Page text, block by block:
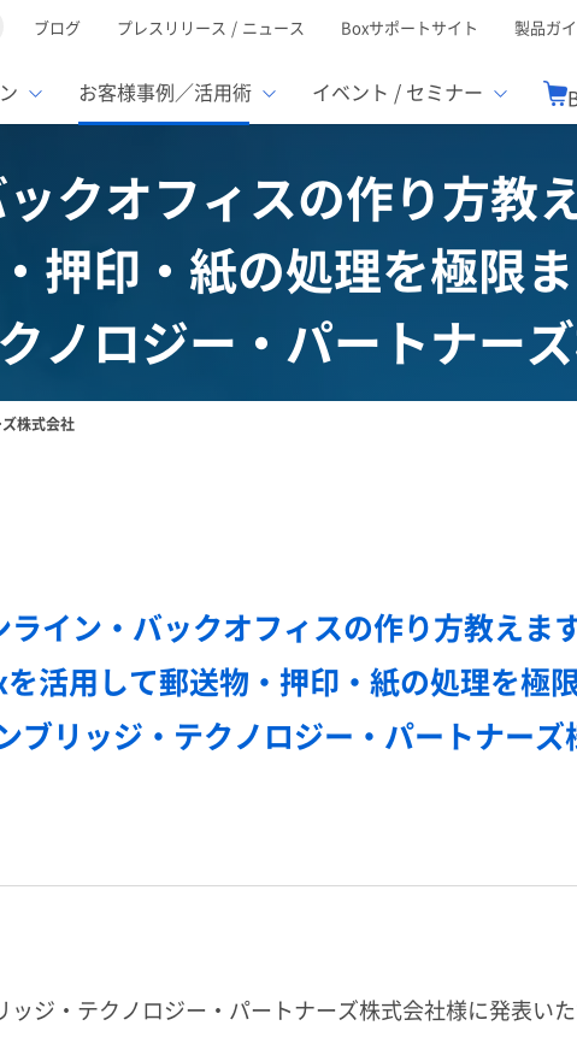
ブログ プレスリリース / ニュース Boxサポートサイト 製品ガ
ジ容量無制限
リモートワーク対応
減
安全なファイル共有
ェントの活用
業務の自動化
能TOP
Box AI
Box Apps
Gen
Box Forms
連携サービス
Microsoft連携
Google連携
Salesforce連
ション
業種別
サーバー容量ひっ迫
情報の脱サイロ化
運用負担軽減
進
お客様事例／活用術
用事例
名
501名〜2,000名
〜5,000名
5,001名〜
シー
ク
イベント / セミナー
ナーTOP イベント・セミナーTOP イベント・セミナ
クオフィスの作り方教
押印・紙の処理を極限
ノロジー・パートナー
株式会社
ライン・バックオフィスの作り方教えます
活用して郵送物・押印・紙の処理を極
ブリッジ・テクノロジー・パートナーズ
ジ・テクノロジー・パートナーズ株式会社様に発表い